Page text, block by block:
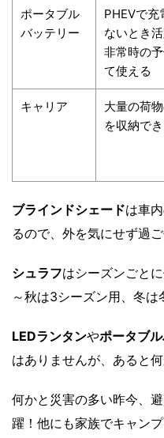
ポータブル
バッテリー
PHEVで充
ないとき
非常時の
て使える
キャリア
大量の荷
を収納で
ブラインドシェードは車
るので、外を気にせず過ご
シュラフはシーズンごと
～秋は3シーズン用、冬は
LEDランタンやポータブ
はありませんが、あると何
何かと災害の多い昨今、
躍！他にも家族でキャン